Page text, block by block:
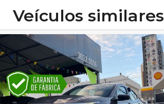
Veículos similares